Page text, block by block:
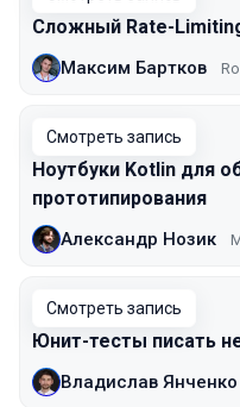
Сложный Rate-
Максим Бартков
Смотреть запись
Ноутбуки Kotlin для
прототипирования
Александр Нозик
Смотреть запись
Юнит-тесты писать
Владислав Янченко